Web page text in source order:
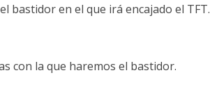
bastidor en el que irá encajado el TFT.
con la que haremos el bastidor.